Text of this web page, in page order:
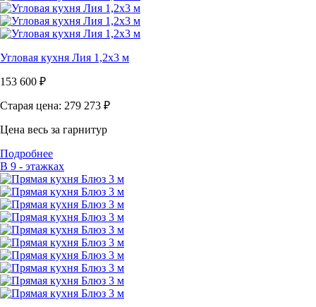
Угловая кухня Лия 1,2х3 м
153 600 ₽
Старая цена: 279 273 ₽
Цена весь за гарнитур
Подробнее
В 9 - этажках